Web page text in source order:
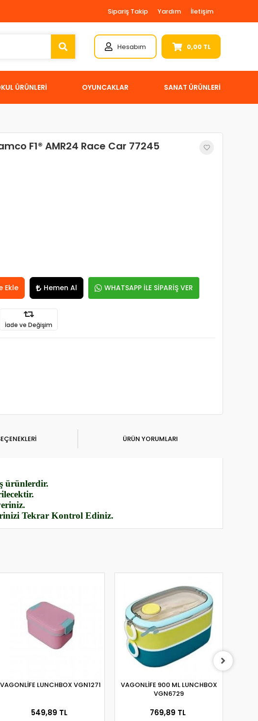
Sipariş Takip Yardım İletişim
Hesabım 0,00 TL
ÜRÜNLERİ OYUNCAKLAR SANAT ÜRÜNLERİ
F1® AMR24 Race Car 77245
Ekle Hemen Al WHATSAPP İLE SİPARİŞ VER
İade ve Değişim
ÜRÜN YORUMLARI
ürünlerdir.
Tekrar Kontrol Ediniz.
VAGONLİFE LUNCHBOX VGN1271
549,89 TL
VAGONLİFE 900 ML LUNCHBOX
VGN6729
769,89 TL